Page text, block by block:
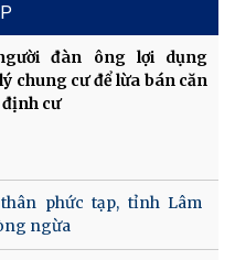
đàn ông lợi dụng
chung cư để lừa bán căn
cư
phức tạp, tỉnh Lâm
ngừa